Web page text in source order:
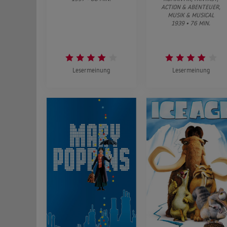
Lesermeinung
ACTION & ABENTEUER,
MUSIK & MUSICAL
1939 • 76 MIN.
Lesermeinung